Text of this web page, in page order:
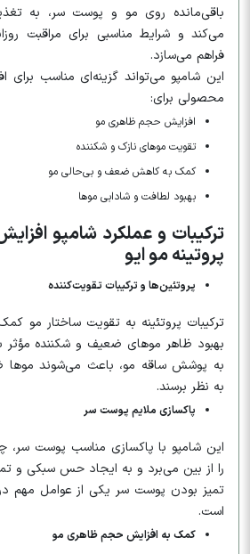
باقی‌مانده روی مو و پوست سر، به
می‌کند و شرایط مناسبی برای مراقبت
فراهم می‌سازد.
این شامپو می‌تواند گزینه‌ای مناسب برای
محصولی برای:
افزایش حجم ظاهری مو
تقویت موهای نازک و شکننده
کمک به کاهش ضعف و بی‌حالی مو
بهبود لطافت و شادابی موها
ترکیبات و عملکرد شامپو
پروتینه مو ایو
پروتئین‌ها و ترکیبات تقویت‌کننده
ترکیبات پروتئینه به تقویت ساختار مو
بهبود ظاهر موهای ضعیف و شکننده مؤثر
به پوشش ساقه مو، باعث می‌شوند
به نظر برسند.
پاکسازی ملایم پوست سر
این شامپو با پاکسازی مناسب پوست سر،
را از بین می‌برد و به ایجاد حس سبکی و
تمیز بودن پوست سر یکی از عوامل مهم
است.
کمک به افزایش حجم ظاهری مو